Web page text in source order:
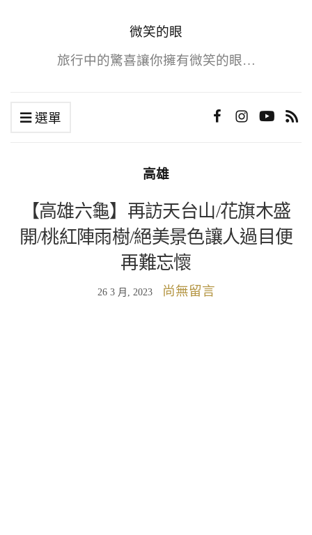
微笑的眼
旅行中的驚喜讓你擁有微笑的眼…
選單
高雄
【高雄六龜】再訪天台山/花旗木盛
開/桃紅陣雨樹/絕美景色讓人過目便
再難忘懷
26 3 月, 2023 尚無留言